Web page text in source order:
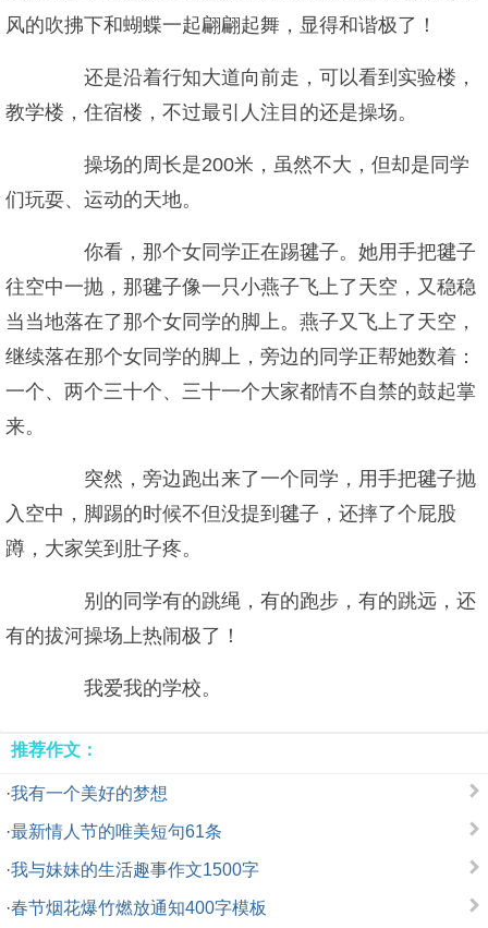
风的吹拂下和蝴蝶一起翩翩起舞，显得和谐极了！
还是沿着行知大道向前走，可以看到实验楼，
教学楼，住宿楼，不过最引人注目的还是操场。
操场的周长是200米，虽然不大，但却是同学
们玩耍、运动的天地。
你看，那个女同学正在踢毽子。她用手把毽子
往空中一抛，那毽子像一只小燕子飞上了天空，又稳稳
当当地落在了那个女同学的脚上。燕子又飞上了天空，
继续落在那个女同学的脚上，旁边的同学正帮她数着：
一个、两个三十个、三十一个大家都情不自禁的鼓起掌
来。
突然，旁边跑出来了一个同学，用手把毽子抛
入空中，脚踢的时候不但没提到毽子，还摔了个屁股
蹲，大家笑到肚子疼。
别的同学有的跳绳，有的跑步，有的跳远，还
有的拔河操场上热闹极了！
我爱我的学校。
推荐作文：
·我有一个美好的梦想
·最新情人节的唯美短句61条
·我与妹妹的生活趣事作文1500字
·春节烟花爆竹燃放通知400字模板